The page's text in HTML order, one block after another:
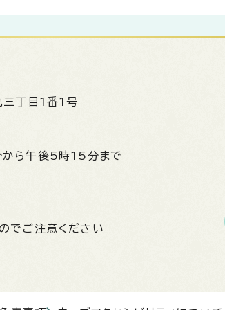
三丁目1番1号
ら午後5時15分まで
でご注意ください